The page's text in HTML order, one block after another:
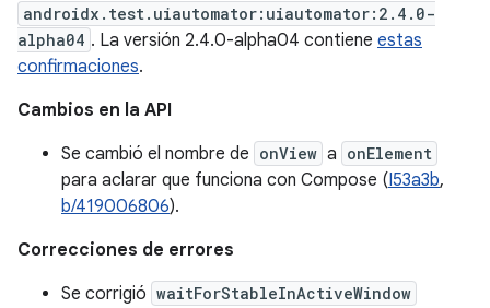
androidx.test.uiautomator:uiautomator:2.4.0-
alpha04 . La versión 2.4.0-alpha04 contiene estas
confirmaciones.
Cambios en la API
Se cambió el nombre de onView a onElement
para aclarar que funciona con Compose (I53a3b,
b/419006806).
Correcciones de errores
Se corrigió waitForStableInActiveWindow